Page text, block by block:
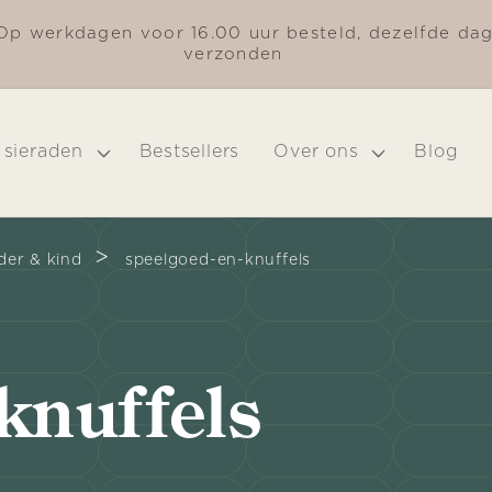
werkdagen voor 16.00 uur besteld, dezelfde dag
verzonden
Bestsellers Over ons Blog
& kind > speelgoed-en-knuffels